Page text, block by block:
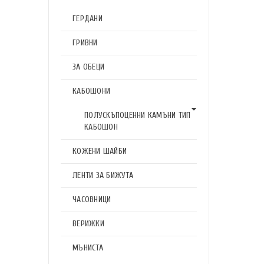
ГЕРДАНИ
ГРИВНИ
ЗА ОБЕЦИ
КАБОШОНИ
ПОЛУСКЪПОЦЕННИ КАМЪНИ ТИП
КАБОШОН
КОЖЕНИ ШАЙБИ
ЛЕНТИ ЗА БИЖУТА
ЧАСОВНИЦИ
ВЕРИЖКИ
МЪНИСТА